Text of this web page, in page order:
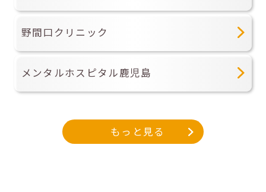
野間口クリニック
メンタルホスピタル鹿児島
もっと見る